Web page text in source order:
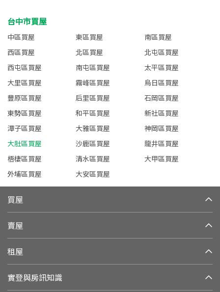
台中市買屋
中區買屋 東區買屋
南區買屋
西區買屋
北區買屋
北屯區買屋
西屯區買屋
南屯區買屋
太平區買屋
大里區買屋
霧峰區買屋
烏日區買屋
豐原區買屋
后里區買屋
石岡區買屋
東勢區買屋
和平區買屋
新社區買屋
潭子區買屋
大雅區買屋
神岡區買屋
大肚區買屋
沙鹿區買屋
龍井區買屋
梧棲區買屋
清水區買屋
大甲區買屋
外埔區買屋
大安區買屋
買屋
賣屋
租屋
實登與房訊知識